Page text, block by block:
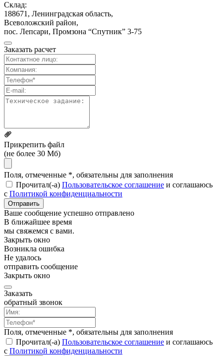
Склад:
188671, Ленинградская область,
Всеволожский район,
пос. Лепсари, Промзона “Спутник” 3-75
Заказать расчет
Прикрепить файл
(не более 30 Мб)
Поля, отмеченные *, обязательны для заполнения
Прочитал(-а) Пользовательское соглашение и соглашаюсь
с Политикой конфиденциальности
Отправить
Ваше сообщение успешно отправлено
В ближайшее время
мы свяжемся с вами.
Закрыть окно
Возникла ошибка
Не удалось
отправить сообщение
Закрыть окно
Заказать
обратный звонок
Поля, отмеченные *, обязательны для заполнения
Прочитал(-а) Пользовательское соглашение и соглашаюсь
с Политикой конфиденциальности